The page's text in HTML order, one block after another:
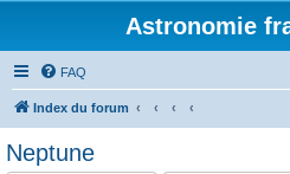
Astronomie
FAQ
Index du forum
Neptune